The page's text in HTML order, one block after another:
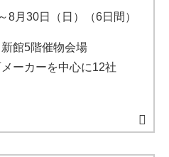
8月30日（日）（6日間）
館5階催物会場
ーカーを中心に12社